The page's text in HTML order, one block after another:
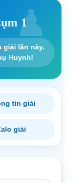
1
giải lần này.
Huynh!
Thông tin giải
Zalo giải